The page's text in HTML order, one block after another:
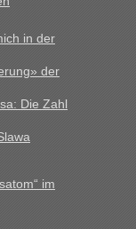
in der
der
Die Zahl
im